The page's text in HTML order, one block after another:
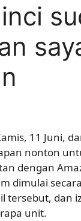
11 Juni,
nonton
dengan
dimulai
tersebut, dan
unit.